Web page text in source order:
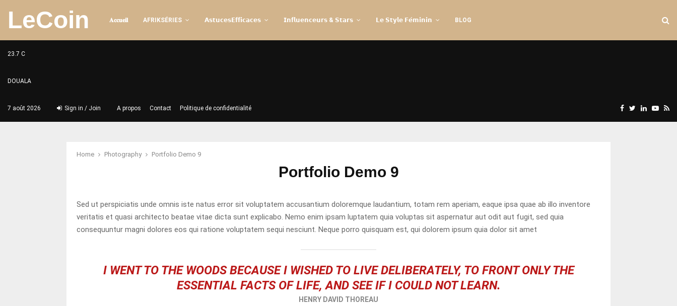
LeCoin 𝐀𝐜𝐜𝐮𝐞𝐢𝐥 AFRIKSÉRIES 𝗔𝘀𝘁𝘂𝗰𝗲𝘀𝗘𝗳𝗳𝗶𝗰𝗮𝗰𝗲𝘀 𝗜𝗻𝗳𝗹𝘂𝗲𝗻𝗰𝗲𝘂𝗿𝘀 & 𝗦𝘁𝗮𝗿𝘀 𝗟𝗲 𝗦𝘁𝘆𝗹𝗲 𝗙𝗲́𝗺𝗶𝗻𝗶𝗻 BLOG
23.7 C
DOUALA
7 août 2026 Sign in / Join A propos Contact Politique de confidentialité Facebook
Twitter
Linkedin
Home Photography Portfolio Demo 9
Portfolio Demo 9
Sed ut perspiciatis unde omnis iste natus error sit voluptatem accusantium doloremque laudantium, totam rem aperiam, eaque ipsa quae ab illo inventore
veritatis et quasi architecto beatae vitae dicta sunt explicabo. Nemo enim ipsam luptatem quia voluptas sit aspernatur aut odit aut fugit, sed quia
consequuntur magni dolores eos qui ratione voluptatem sequi nesciunt. Neque porro quisquam est, qui dolorem ipsum quia dolor sit amet
I WENT TO THE WOODS BECAUSE I WISHED TO LIVE DELIBERATELY, TO FRONT ONLY THE
ESSENTIAL FACTS OF LIFE, AND SEE IF I COULD NOT LEARN.
HENRY DAVID THOREAU